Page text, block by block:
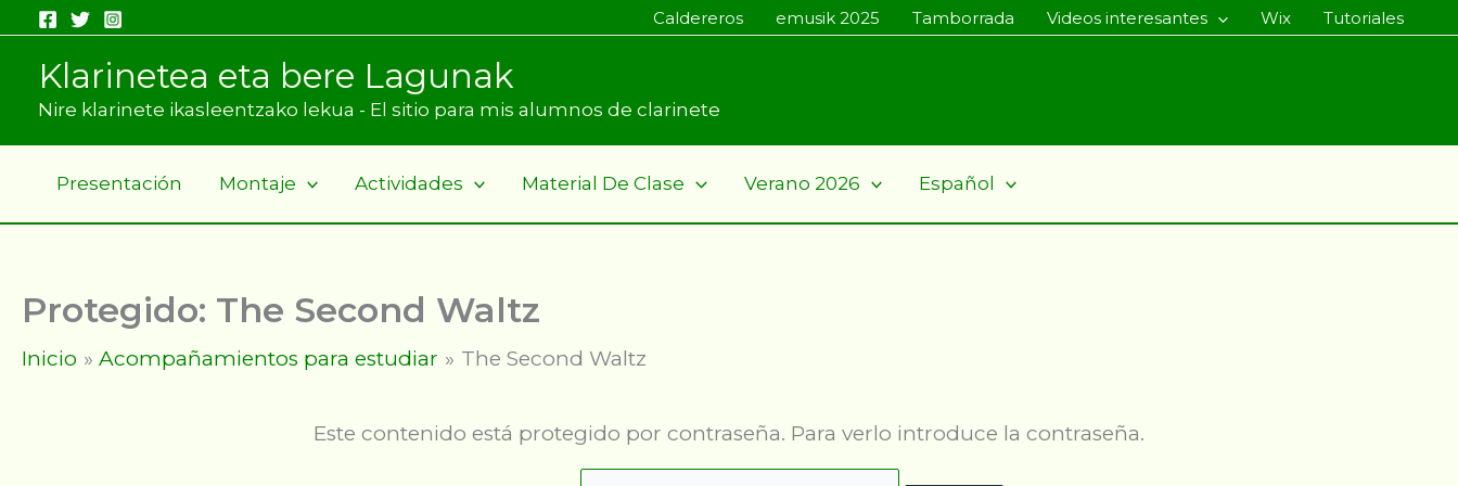
contenido
Caldereros emusik 2025 Tamborrada Videos interesantes Wix Tutoriales
Klarinetea eta bere Lagunak
Nire klarinete ikasleentzako lekua - El sitio para mis alumnos de clarinete
Presentación Montaje Actividades Material De Clase Verano 2026 Español
Protegido: The Second Waltz
Inicio Acompañamientos para estudiar The Second Waltz
Este contenido está protegido por contraseña. Para verlo introduce la contraseña.